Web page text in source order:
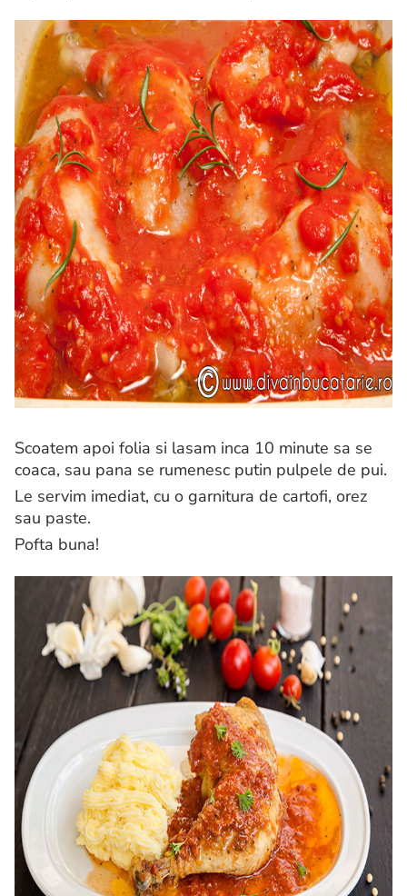
Scoatem apoi folia si lasam inca 10 minute sa se
coaca, sau pana se rumenesc putin pulpele de pui.
Le servim imediat, cu o garnitura de cartofi, orez
sau paste.
Pofta buna!